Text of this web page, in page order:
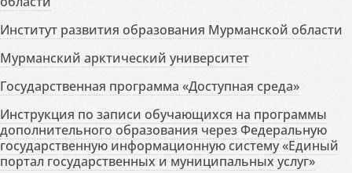
Институт развития образования Мурманской области
Мурманский арктический университет
Государственная программа «Доступная среда»
Инструкция по записи обучающихся на программы
дополнительного образования через Федеральную
государственную информационную систему «Единый
портал государственных и муниципальных услуг»